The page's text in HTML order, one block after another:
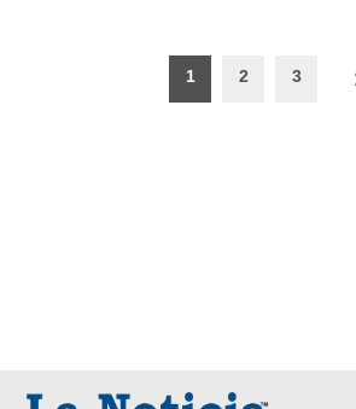
1 2 3